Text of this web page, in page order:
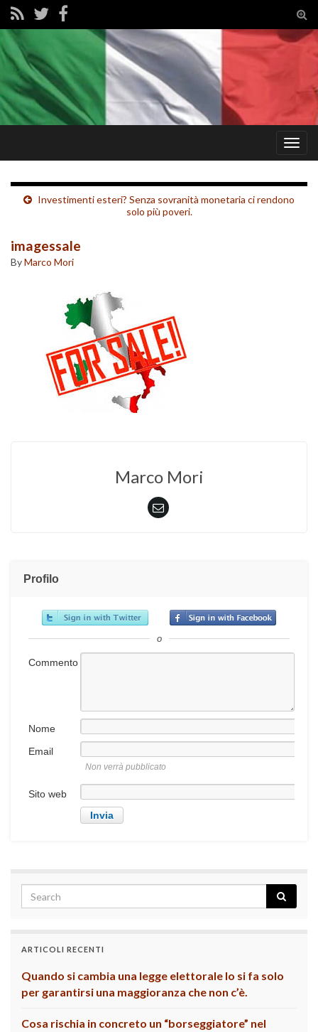
Investimenti esteri? Senza sovranità monetaria ci rendono
solo più poveri.
imagessale
ByMarco Mori
Marco Mori
Profilo
o
Commento
Nome
Email
Non verrà pubblicato
Sito web
ARTICOLI RECENTI
Quando si cambia una legge elettorale lo si fa solo
per garantirsi una maggioranza che non c’è.
Cosa rischia in concreto un “borseggiatore” nel